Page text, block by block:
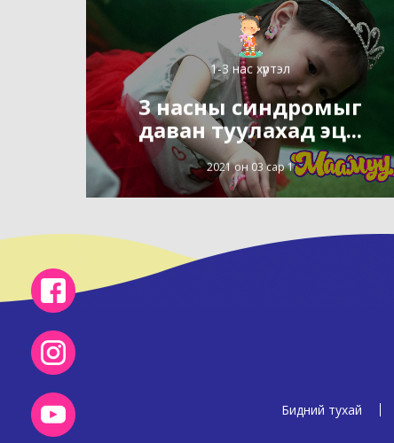
1-3 нас хүртэл
3 насны синдромыг
даван туулахад эц...
2021 он 03 сар 1
Бидний тухай